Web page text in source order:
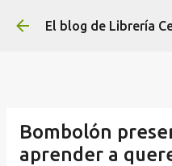
Ir al
El blog de Librería
Bombolón
aprender a